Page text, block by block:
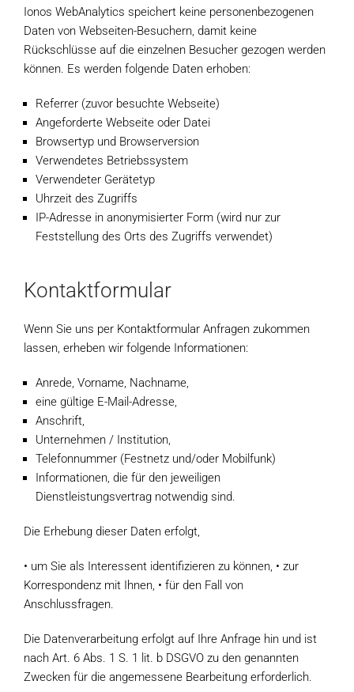
Ionos WebAnalytics speichert keine personenbezogenen
Daten von Webseiten-Besuchern, damit keine
Rückschlüsse auf die einzelnen Besucher gezogen werden
können. Es werden folgende Daten erhoben:
Referrer (zuvor besuchte Webseite)
Angeforderte Webseite oder Datei
Browsertyp und Browserversion
Verwendetes Betriebssystem
Verwendeter Gerätetyp
Uhrzeit des Zugriffs
IP-Adresse in anonymisierter Form (wird nur zur
Feststellung des Orts des Zugriffs verwendet)
Kontaktformular
Wenn Sie uns per Kontaktformular Anfragen zukommen
lassen, erheben wir folgende Informationen:
Anrede, Vorname, Nachname,
eine gültige E-Mail-Adresse,
Anschrift,
Unternehmen / Institution,
Telefonnummer (Festnetz und/oder Mobilfunk)
Informationen, die für den jeweiligen
Dienstleistungsvertrag notwendig sind.
Die Erhebung dieser Daten erfolgt,
• um Sie als Interessent identifizieren zu können, • zur
Korrespondenz mit Ihnen, • für den Fall von
Anschlussfragen.
Die Datenverarbeitung erfolgt auf Ihre Anfrage hin und ist
nach Art. 6 Abs. 1 S. 1 lit. b DSGVO zu den genannten
Zwecken für die angemessene Bearbeitung erforderlich.